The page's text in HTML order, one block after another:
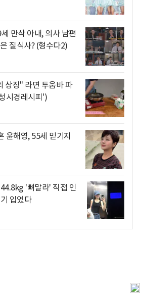
만삭 아내, 의사 남편
질식사? (형수다2)
상징" 라면 투움바 파
시경레시피')
윤해영, 55세 믿기지
'뼈말라' 직접 인
입었다